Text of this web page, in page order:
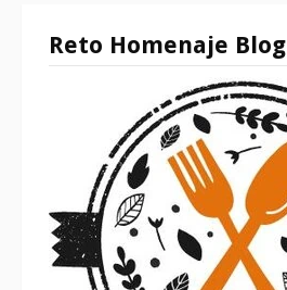
Reto Homenaje Blog